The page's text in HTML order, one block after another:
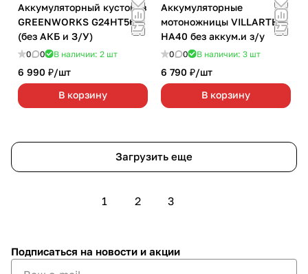
Аккумуляторный кусторез
GREENWORKS G24HT56
(без АКБ и З/У)
0 0 В наличии: 2 шт
6 990 ₽/шт
В корзину
Аккумуляторные
мотоножницы VILLARTEC
НА40 без аккум.и з/у
0 0 В наличии: 3 шт
6 790 ₽/шт
В корзину
Загрузить еще
1 2 3
Подписаться на новости и акции